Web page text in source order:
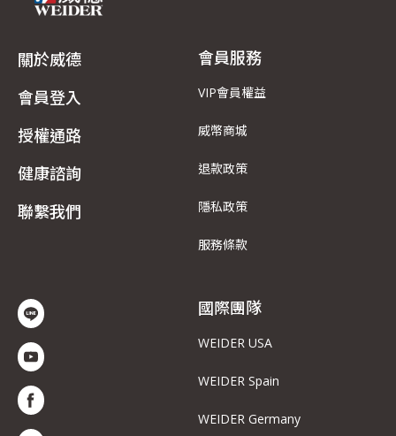
關於威德
會員登入
授權通路
健康諮詢
聯繫我們
會員服務
VIP會員權益
威幣商城
退款政策
隱私政策
服務條款
國際團隊
WEIDER USA
WEIDER Spain
WEIDER Germany